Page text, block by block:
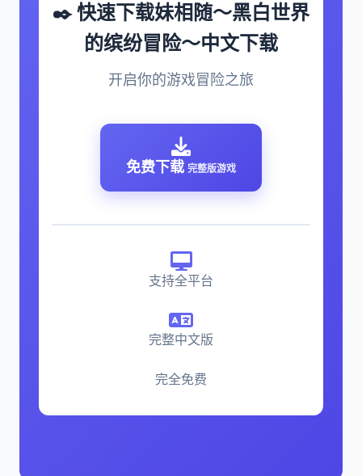
✒️ 快速下载妹相随～黑白世界
的缤纷冒险～中文下载
开启你的游戏冒险之旅
免费下载 完整版游戏
支持全平台
完整中文版
完全免费